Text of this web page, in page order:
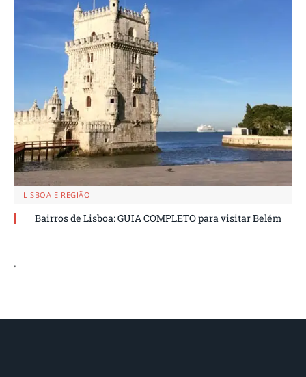
LISBOA E REGIÃO
Bairros de Lisboa: GUIA COMPLETO para visitar Belém
.